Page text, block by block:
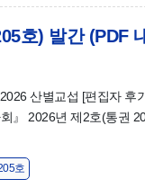
호) 발간 (PDF
산별교섭 [편집자 후
』 2026년 제2호(통권
호